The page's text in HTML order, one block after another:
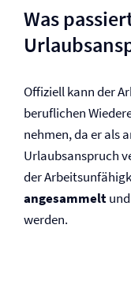
Was
Offiziell kann der
beruflichen
nehmen, da er als
Urlaubsanspruch
der
angesammelt
werden.